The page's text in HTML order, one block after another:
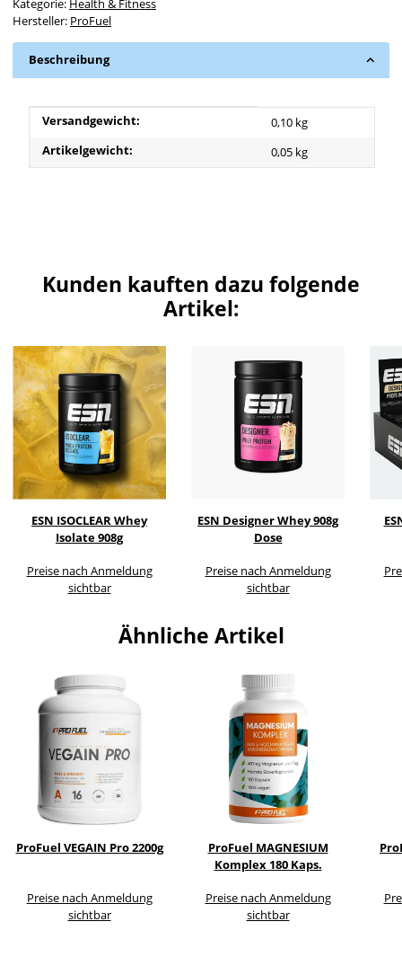
Kategorie: Health & Fitness
Hersteller: ProFuel
Beschreibung
Produkteigenschaft
Wert
Versandgewicht:
0,10 kg
Artikelgewicht:
0,05 kg
Kunden kauften dazu folgende
Artikel:
ESN ISOCLEAR Whey
Isolate 908g
Preise nach Anmeldung
sichtbar
ESN Designer Whey 908g
Dose
Preise nach Anmeldung
sichtbar
Ähnliche Artikel
ProFuel VEGAIN Pro 2200g
Preise nach Anmeldung
sichtbar
ProFuel MAGNESIUM
Komplex 180 Kaps.
Preise nach Anmeldung
sichtbar